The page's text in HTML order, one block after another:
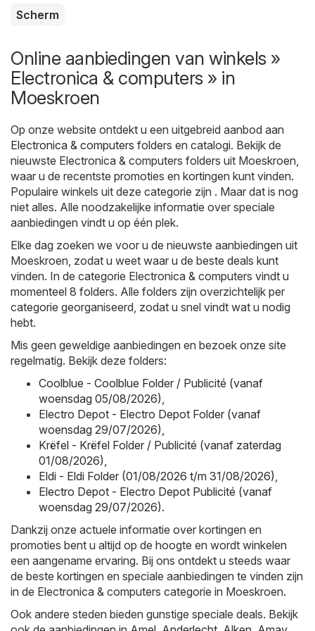
Scherm
Online aanbiedingen van winkels »
Electronica & computers » in
Moeskroen
Op onze website ontdekt u een uitgebreid aanbod aan
Electronica & computers folders en catalogi. Bekijk de
nieuwste Electronica & computers folders uit Moeskroen,
waar u de recentste promoties en kortingen kunt vinden.
Populaire winkels uit deze categorie zijn . Maar dat is nog
niet alles. Alle noodzakelijke informatie over speciale
aanbiedingen vindt u op één plek.
Elke dag zoeken we voor u de nieuwste aanbiedingen uit
Moeskroen, zodat u weet waar u de beste deals kunt
vinden. In de categorie Electronica & computers vindt u
momenteel 8 folders. Alle folders zijn overzichtelijk per
categorie georganiseerd, zodat u snel vindt wat u nodig
hebt.
Mis geen geweldige aanbiedingen en bezoek onze site
regelmatig. Bekijk deze folders:
Coolblue - Coolblue Folder / Publicité (vanaf
woensdag 05/08/2026)
Electro Depot - Electro Depot Folder (vanaf
woensdag 29/07/2026)
Krëfel - Krëfel Folder / Publicité (vanaf zaterdag
01/08/2026)
Eldi - Eldi Folder (01/08/2026 t/m 31/08/2026)
Electro Depot - Electro Depot Publicité (vanaf
woensdag 29/07/2026).
Dankzij onze actuele informatie over kortingen en
promoties bent u altijd op de hoogte en wordt winkelen
een aangename ervaring. Bij ons ontdekt u steeds waar
de beste kortingen en speciale aanbiedingen te vinden zijn
in de Electronica & computers categorie in Moeskroen.
Ook andere steden bieden gunstige speciale deals. Bekijk